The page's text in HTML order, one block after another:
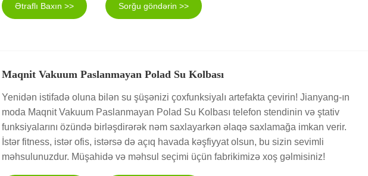
Ətraflı Baxın >> Sorğu göndərin >>
Maqnit Vakuum Paslanmayan Polad Su Kolbası
Yenidən istifadə oluna bilən su şüşənizi çoxfunksiyalı artefakta çevirin! Jianyang-ın
moda Maqnit Vakuum Paslanmayan Polad Su Kolbası telefon stendinin və ştativ
funksiyalarını özündə birləşdirərək nəm saxlayarkən əlaqə saxlamağa imkan verir.
İstər fitness, istər ofis, istərsə də açıq havada kəşfiyyat olsun, bu sizin sevimli
məhsulunuzdur. Müşahidə və məhsul seçimi üçün fabrikimizə xoş gəlmisiniz!